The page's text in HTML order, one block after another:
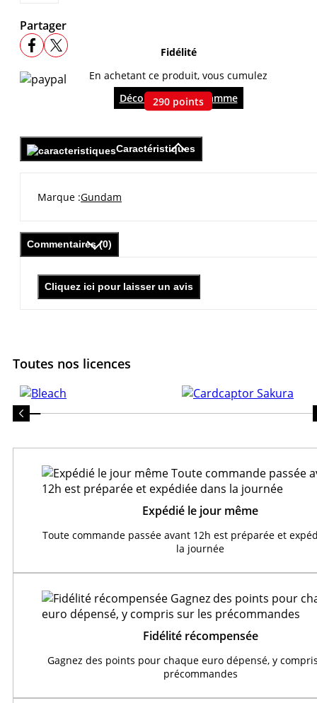
Partager
Fidélité
En achetant ce produit, vous cumulez
290 points
Découvrir le programme
Caractéristiques
Marque Gundam
Commentaires (0)
Cliquez ici pour laisser un avis
Toutes nos licences
Expédié le jour même
Toute commande passée avant 12h est préparée et
la journée
Fidélité récompensée
Gagnez des points pour chaque euro dépensé, y
précommandes